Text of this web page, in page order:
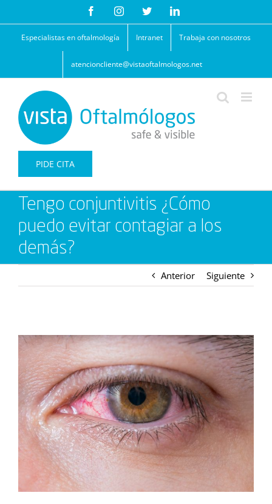
contenido
FacebookInstagramTwitterLinkedIn
Especialistas en oftalmología Intranet Trabaja con nosotros
atencioncliente@vistaoftalmologos.net
PIDE CITA
Tengo conjuntivitis ¿Cómo
puedo evitar contagiar a los
demás?
Anterior Siguiente
Ver
imagen
más
grande